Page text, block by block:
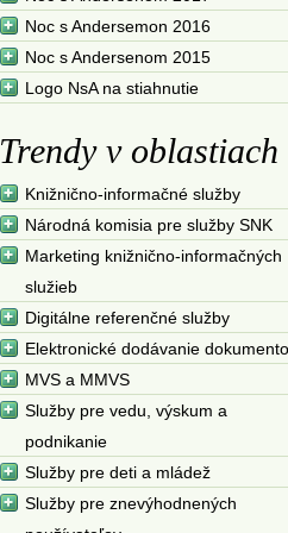
Noc s Andersemon 2016
Noc s Andersenom 2015
Logo NsA na stiahnutie
Trendy v oblastiach
Knižnično-informačné služby
Národná komisia pre služby SNK
Marketing knižnično-informačných
služieb
Digitálne referenčné služby
Elektronické dodávanie
MVS a MMVS
Služby pre vedu, výskum a
podnikanie
Služby pre deti a mládež
Služby pre znevýhodnených